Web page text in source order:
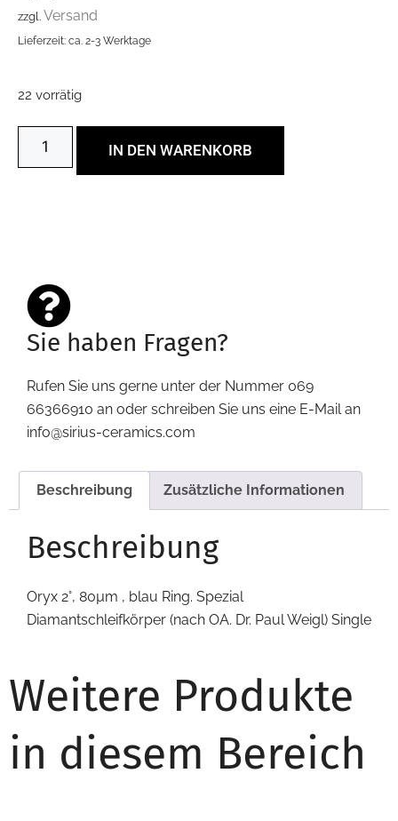
zzgl. Versand
Lieferzeit: ca. 2-3 Werktage
22 vorrätig
IN DEN WARENKORB
Sie haben Fragen?
Rufen Sie uns gerne unter der Nummer 069
66366910 an oder schreiben Sie uns eine E-Mail an
info@sirius-ceramics.com
Beschreibung Zusätzliche Informationen
Beschreibung
Oryx 2°, 80µm , blau Ring. Spezial
Diamantschleifkörper (nach OA. Dr. Paul Weigl) Single
Weitere Produkte
in diesem Bereich